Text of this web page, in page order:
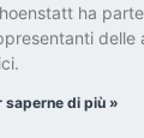
ha
delle
saperne di più »